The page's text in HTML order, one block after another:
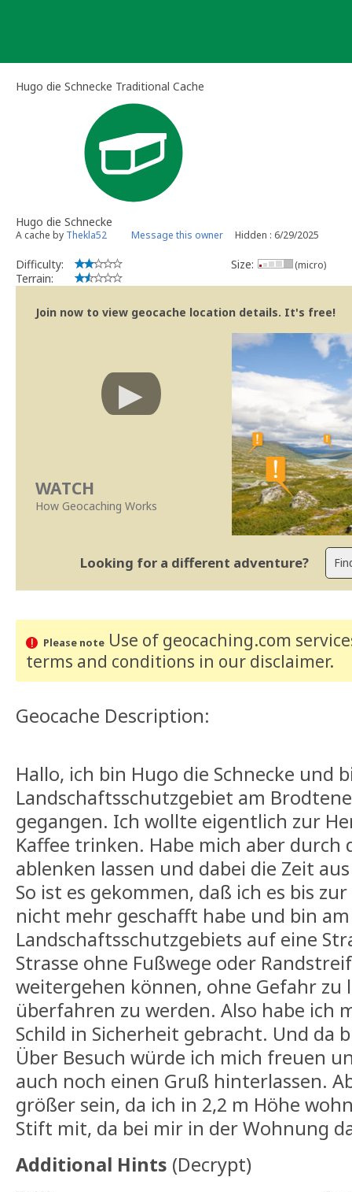
Hugo die Schnecke Traditional Cache
Hugo die Schnecke
A cache by Thekla52 Message this owner Hidden : 6/29/2025
Difficulty:
Terrain:
Size: (micro)
Join now to view geocache location details. It's free!
WATCH
How Geocaching Works
Looking for a different adventure?
Please noteUse of geocaching.com
terms and conditions in our disclaimer.
Geocache Description:
Hallo, ich bin Hugo die Schnecke und
Landschaftsschutzgebiet am
gegangen. Ich wollte eigentlich zur
Kaffee trinken. Habe mich aber durch
ablenken lassen und dabei die Zeit
So ist es gekommen, daß ich es bis
nicht mehr geschafft habe und bin am
Landschaftsschutzgebiets auf eine
Strasse ohne Fußwege oder
weitergehen können, ohne Gefahr zu
überfahren zu werden. Also habe ich
Schild in Sicherheit gebracht. Und da
Über Besuch würde ich mich freuen
auch noch einen Gruß hinterlassen.
größer sein, da ich in 2,2 m Höhe
Stift mit, da bei mir in der Wohnung
Additional Hints (Decrypt)